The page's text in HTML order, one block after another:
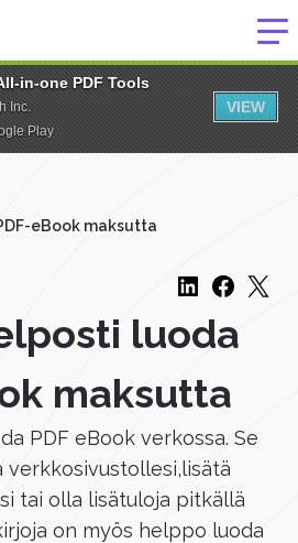
in-one PDF Tools
Inc.
Play
VIEW
eBook maksutta
luoda
maksutta
PDF eBook verkossa. Se
verkkosivustollesi,lisätä
tai olla lisätuloja pitkällä
on myös helppo luoda